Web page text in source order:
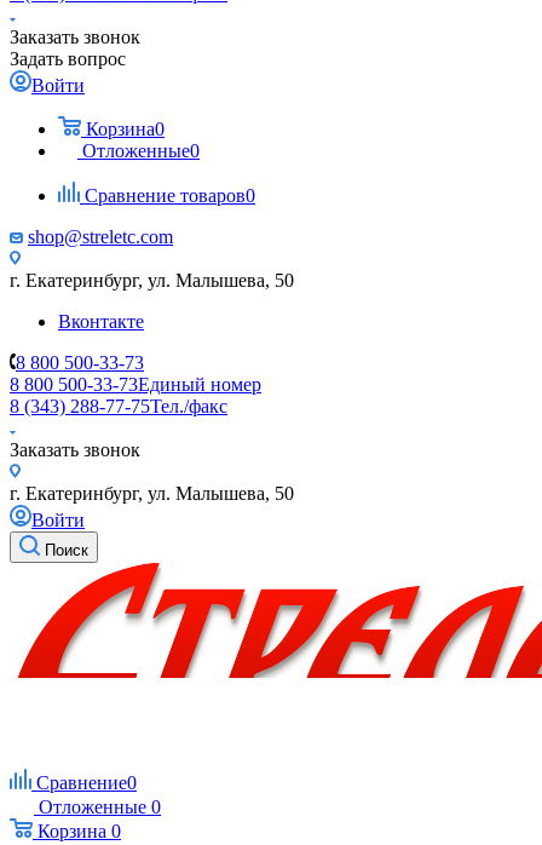
Заказать звонок
Задать вопрос
Войти
Корзина0
Отложенные0
Сравнение товаров0
shop@streletc.com
г. Екатеринбург, ул. Малышева, 50
Вконтакте
8 800 500-33-73
8 800 500-33-73Единый номер
8 (343) 288-77-75Тел./факс
Заказать звонок
г. Екатеринбург, ул. Малышева, 50
Войти
Поиск
Сравнение0
Отложенные 0
Корзина 0